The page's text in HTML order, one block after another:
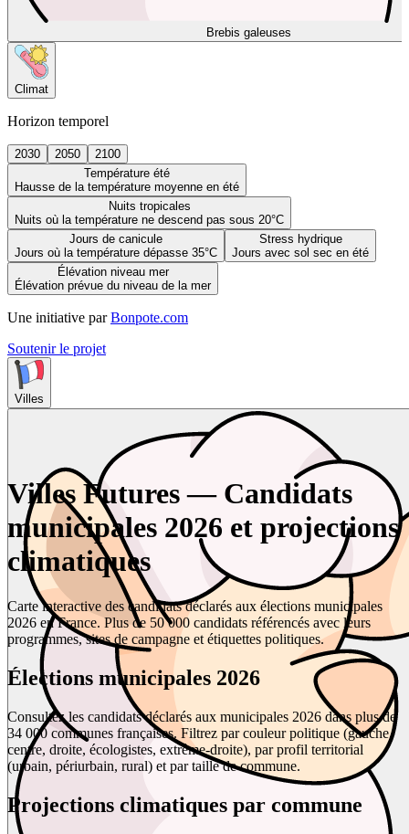
Brebis galeuses
Climat
Horizon temporel
2030 2050
2100
Température été
Hausse de la température moyenne en été
Nuits tropicales
Nuits où la température ne descend pas sous 20°C
Jours de canicule
Jours où la température dépasse 35°C
Stress hydrique
Jours avec sol sec en été
Élévation niveau mer
Élévation prévue du niveau de la mer
Une initiative par Bonpote.com
Soutenir le projet
Villes
Villes Futures — Candidats
municipales 2026 et projections
climatiques
Carte interactive des candidats déclarés aux élections municipales
2026 en France. Plus de 50 000 candidats référencés avec leurs
programmes, sites de campagne et étiquettes politiques.
Élections municipales 2026
Consultez les candidats déclarés aux municipales 2026 dans plus de
34 000 communes françaises. Filtrez par couleur politique (gauche,
centre, droite, écologistes, extrême-droite), par profil territorial
(urbain, périurbain, rural) et par taille de commune.
Projections climatiques par commune